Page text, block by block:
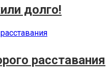
долго!
расставания